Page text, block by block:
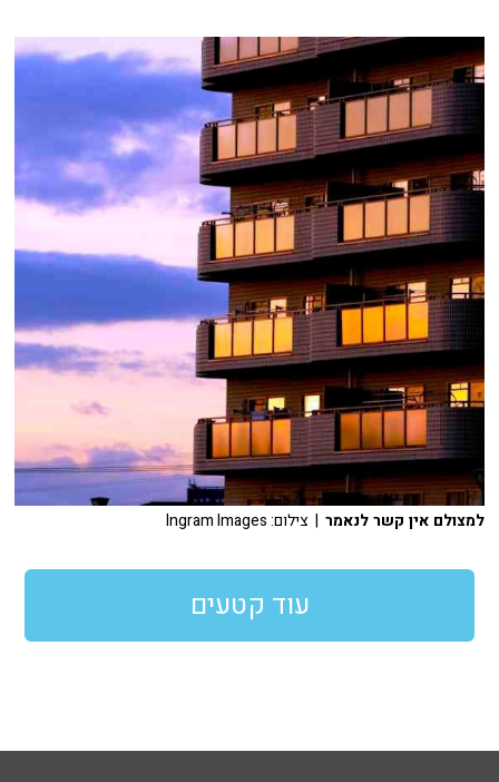
למצולם אין קשר לנאמר | צילום: Ingram Images
עוד קטעים